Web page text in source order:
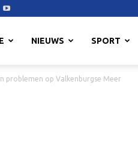
NIEUWS SPORT
problemen op Valkenburgse Meer